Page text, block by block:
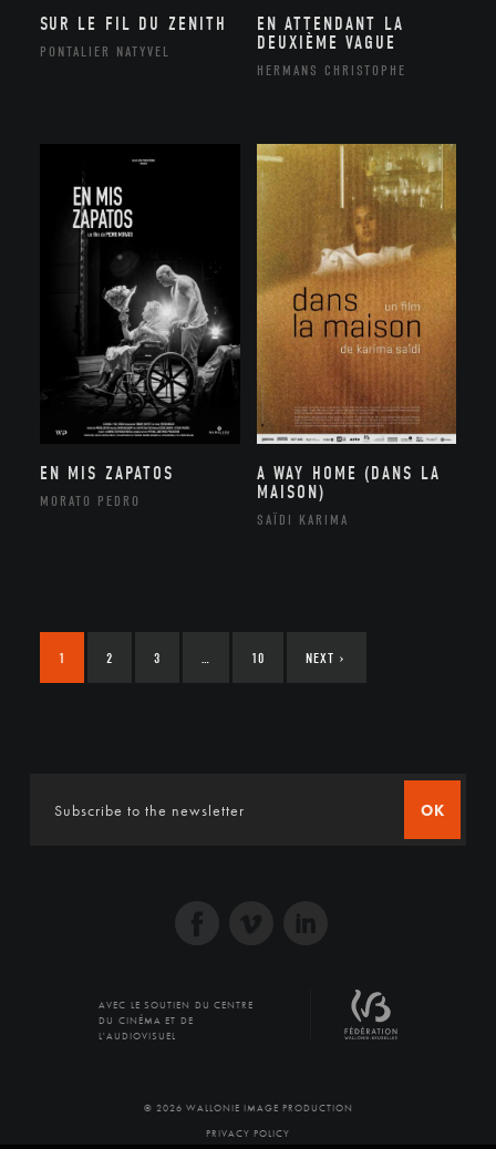
SUR LE FIL DU ZENITH
PONTALIER NATYVEL
EN ATTENDANT LA
DEUXIÈME VAGUE
HERMANS CHRISTOPHE
EN MIS ZAPATOS
MORATO PEDRO
A WAY HOME (DANS LA
MAISON)
SAÏDI KARIMA
1 2 3 … 10 NEXT ›
OK
AVEC LE SOUTIEN DU CENTRE
DU CINÉMA ET DE
L'AUDIOVISUEL
© 2026 WALLONIE IMAGE PRODUCTION
PRIVACY POLICY